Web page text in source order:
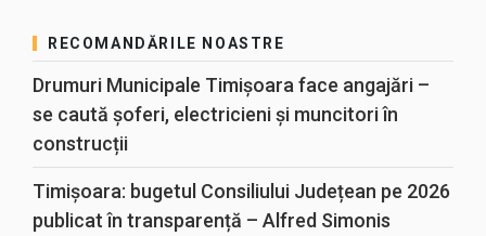
RECOMANDĂRILE NOASTRE
Drumuri Municipale Timișoara face angajări –
se caută șoferi, electricieni și muncitori în
construcții
Timișoara: bugetul Consiliului Județean pe 2026
publicat în transparență – Alfred Simonis